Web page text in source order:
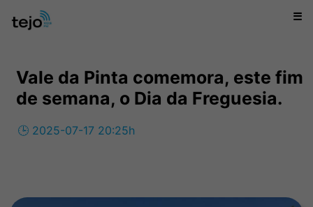
☰
Vale da Pinta comemora, este fim
de semana, o Dia da Freguesia.
🕒 2025-07-17 20:25h